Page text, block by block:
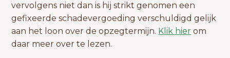
vervolgens niet dan is hij strikt genomen een
gefixeerde schadevergoeding verschuldigd gelijk
aan het loon over de opzegtermijn. Klik hier om
daar meer over te lezen.